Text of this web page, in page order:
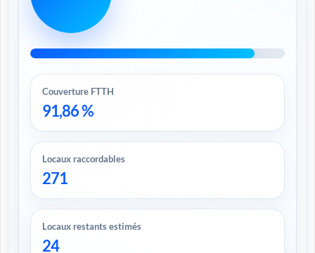
Couverture FTTH
91,86 %
Locaux raccordables
271
Locaux restants estimés
24